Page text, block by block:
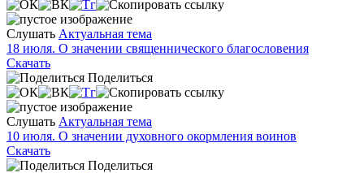
Слушать Актуальная тема
18 июля. О значении священнического благословения
Скачать
Поделиться
Слушать Актуальная тема
10 июля. О значении духовного окормления воинов
Скачать
Поделиться